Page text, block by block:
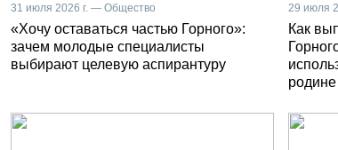
31 июля 2026 г. — Общество
«Хочу оставаться частью Горного»:
зачем молодые специалисты
выбирают целевую аспирантуру
29 июля
Как
родине